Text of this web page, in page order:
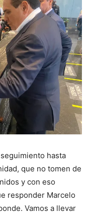
hasta
que no tomen de
y con eso
responder Marcelo
Vamos a llevar